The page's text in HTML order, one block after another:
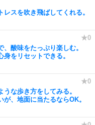
スを吹き飛ばしてくれる。
酸味をたっぷり楽しむ。
をリセットできる。
な歩き方をしてみる。
、地面に当たるならOK。